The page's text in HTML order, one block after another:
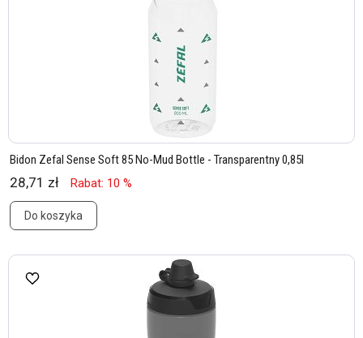
Bidon Zefal Sense Soft 85 No-Mud Bottle - Transparentny 0,85l
28,71 zł Rabat: 10 %
Do koszyka